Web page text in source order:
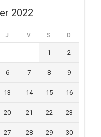
2022
J V S D
1 2
6 7 8 9
13 14 15 16
20 21 22 23
27 28 29 30